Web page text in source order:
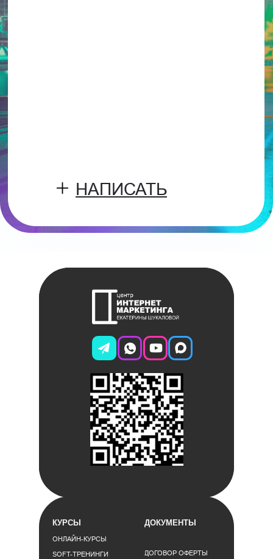
НАПИСАТЬ
ОНЛАЙН-КУРСЫ
SOFT-ТРЕНИНГИ
КУРСЫ ДОКУМЕНТЫ
ДОГОВОР ОФЕРТЫ